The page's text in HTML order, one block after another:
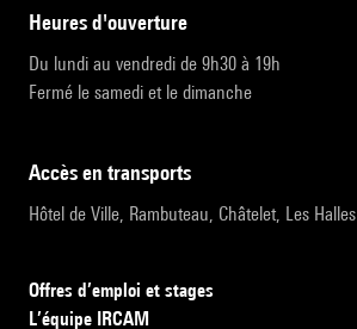
heures d'ouverture
Du lundi au vendredi de 9h30 à 19h
Fermé le samedi et le dimanche
accès en transports
Hôtel de Ville, Rambuteau, Châtelet, Les Halles
Offres d’emploi et stages
L’équipe IRCAM